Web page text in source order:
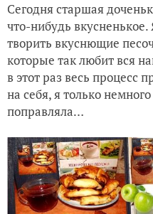
Сегодня старшая
что-нибудь
творить вкуснющие
которые так любит вся
в этот раз весь процесс
на себя, я только
поправляла…